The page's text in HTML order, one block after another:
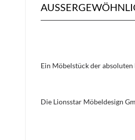
Ein Möbelstück der
Die Lionsstar Möbeldesign